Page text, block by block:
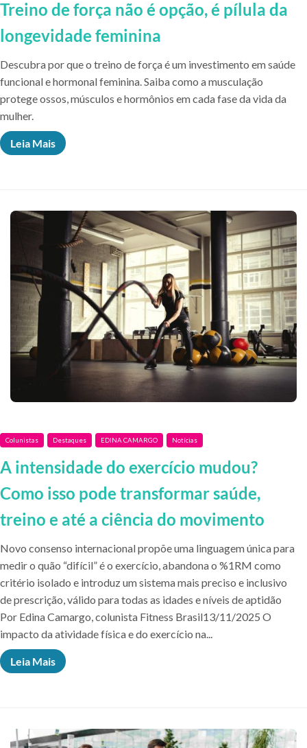
Treino de força não é opção, é pílula da
longevidade feminina
Descubra por que o treino de força é um investimento em saúde
funcional e hormonal feminina. Saiba como a musculação
protege ossos, músculos e hormônios em cada fase da vida da
mulher.
Leia Mais
Colunistas Destaques EDINA CAMARGO Notícias
A intensidade do exercício mudou?
Como isso pode transformar saúde,
treino e até a ciência do movimento
Novo consenso internacional propõe uma linguagem única para
medir o quão “difícil” é o exercício, abandona o %1RM como
critério isolado e introduz um sistema mais preciso e inclusivo
de prescrição, válido para todas as idades e níveis de aptidão
Por Edina Camargo, colunista Fitness Brasil13/11/2025 O
impacto da atividade física e do exercício na...
Leia Mais